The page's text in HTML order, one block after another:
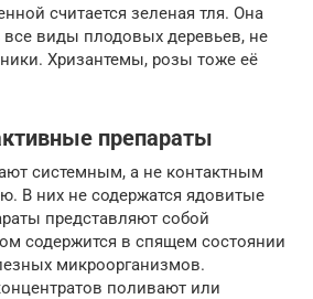
считается зеленая тля. Она
все виды плодовых деревьев, не
Хризантемы, розы тоже её
препараты
системным, а не контактным
В них не содержатся ядовитые
представляют собой
содержится в спящем состоянии
микроорганизмов.
поливают или